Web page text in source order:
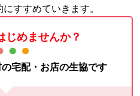
すすめていきます。
じめませんか？
宅配・お店の生協です